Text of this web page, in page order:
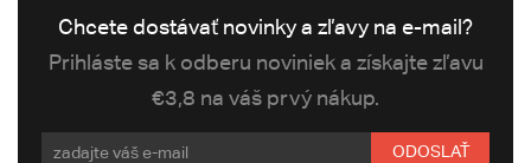
Chcete dostávať novinky a zľavy na e-mail?
Prihláste sa k odberu noviniek a získajte zľavu
€3,8 na váš prvý nákup.
ODOSLAŤ